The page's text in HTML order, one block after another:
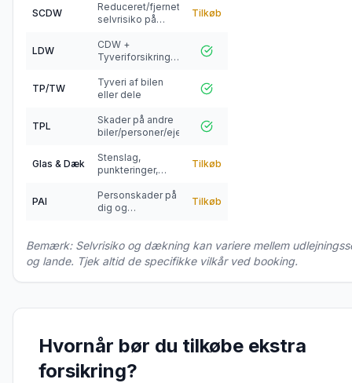
SCDW
Reduceret/fjernet
selvrisiko på
Tilkøb
LDW
CDW +
Tyveriforsikring
TP/TW
Tyveri af bilen
eller dele
TPL
Skader på andre
biler/personer/ejendom
Glas & Dæk
Stenslag,
punkteringer,
Tilkøb
PAI
Personskader på
dig og
Tilkøb
Bemærk: Selvrisiko og dækning kan variere mellem
og lande. Tjek altid de specifikke vilkår ved booking.
Hvornår bør du tilkøbe ekstra
forsikring?